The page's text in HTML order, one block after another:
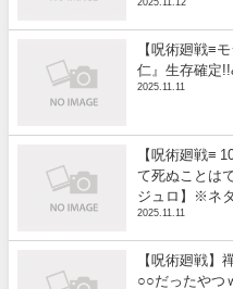
2025.11.12
【呪術廻戦≡
仁』生存確定
2025.11.11
【呪術廻戦≡
て死ぬことは
ジュロ】※ネ
2025.11.11
【呪術廻戦】
○○だったやつ